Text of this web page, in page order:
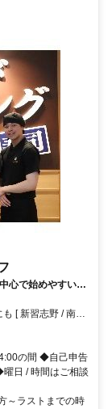
心で始めやすい◎
事補助】＆【25％
[ 新習志野 / 南船
度!!
の間 ◆自己申告
日 / 時間はご相談
～ラストまでの時